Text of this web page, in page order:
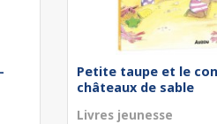
Petite taupe et le
châteaux de sable
Livres jeunesse